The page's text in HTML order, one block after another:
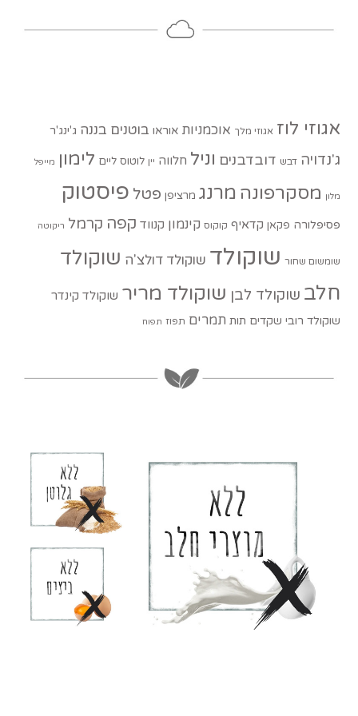
אגוזי לוז אגוזי מלך אוכמניות אוראו בוטנים בננה ג'ינג'ר
ג'נדויה דבש דובדבנים וניל חלווה יין לוטוס ליים לימון מייפל
מלון מסקרפונה מרנג מרציפן פטל פיסטוק
פסיפלורה פקאן קדאיף קוקוס קינמון קנווד קפה קרמל ריקוטה
שומשום שחור שוקולד שוקולד דולצ'ה שוקולד
חלב שוקולד לבן שוקולד מריר שוקולד קינדר
שוקולד רובי שקדים תות תמרים תפוז תפוח